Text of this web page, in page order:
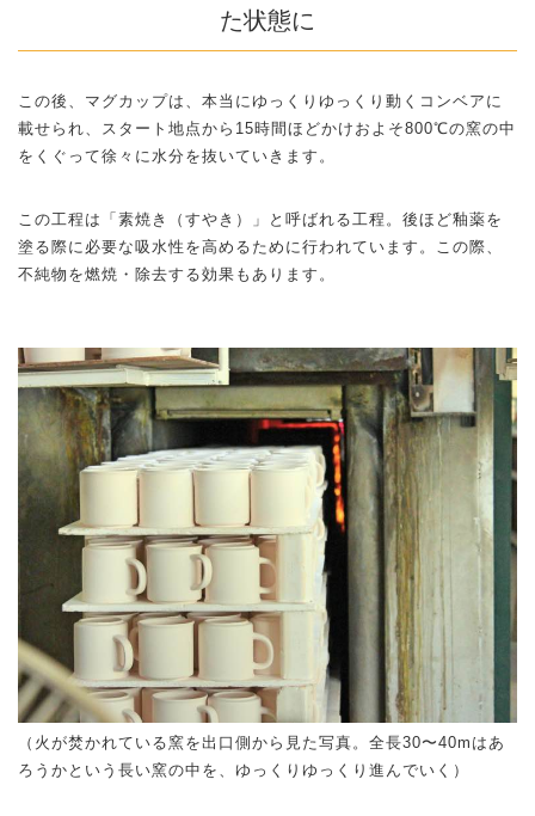
た状態に
この後、マグカップは、本当にゆっくりゆっくり動くコンベアに
載せられ、スタート地点から15時間ほどかけおよそ800℃の窯の中
をくぐって徐々に水分を抜いていきます。
この工程は「素焼き（すやき）」と呼ばれる工程。後ほど釉薬を
塗る際に必要な吸水性を高めるために行われています。この際、
不純物を燃焼・除去する効果もあります。
（火が焚かれている窯を出口側から見た写真。全長30〜40mはあ
ろうかという長い窯の中を、ゆっくりゆっくり進んでいく）